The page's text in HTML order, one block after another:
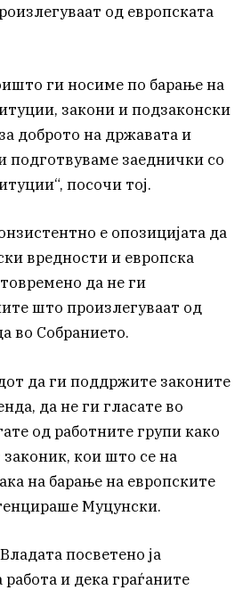
од европската
ги носиме по барање на
закони и подзаконски
доброто на државата и
подготвуваме заеднички со
посочи тој.
е опозицијата да
вредности и европска
да не ги
што произлегуваат од
во Собранието.
да ги поддржите законите
да не ги гласате во
од работните групи како
законик, кои што се на
на барање на европските
Муцунски.
посветено ја
и дека граѓаните